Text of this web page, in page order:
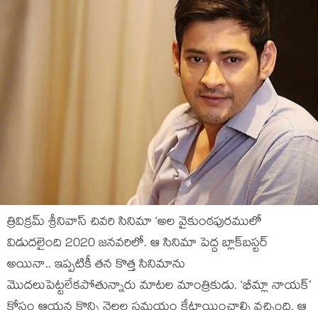
త్రివిక్రమ్ శ్రీనివాస్ చివరి సినిమా ‘అల వైకుంఠపురములో
విడుదలైంది 2020 జనవరిలో. ఆ సినిమా పెద్ద బ్లాక్‌బస్టర్
అయినా.. ఇప్పటికీ తన కొత్త సినిమాను
మొదలుపెట్టలేకపోతున్నారు మాటల మాంత్రికుడు. ‘భీమ్లా నాయక్’